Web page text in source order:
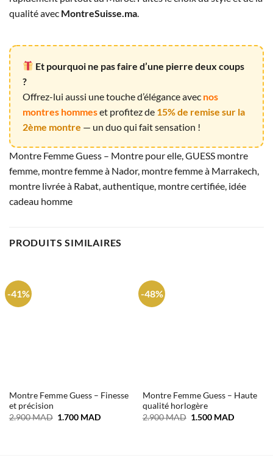
qualité avec MontreSuisse.ma.
Et pourquoi ne pas faire d’une pierre deux coups
?
Offrez-lui aussi une touche d’élégance avec nos
montres hommeset profitez de 15% de remise sur la
2ème montre — un duo qui fait sensation !
Montre Femme Guess – Montre pour elle, GUESS montre
femme, montre femme à Nador, montre femme à Marrakech,
montre livrée à Rabat, authentique, montre certifiée, idée
cadeau homme
PRODUITS SIMILAIRES
-41%
Montre Femme Guess – Finesse
et précision
2.900MAD Le
1.700 MADLe
-48%
Montre Femme Guess – Haute
qualité horlogère
2.900MAD Le
1.500 MADLe